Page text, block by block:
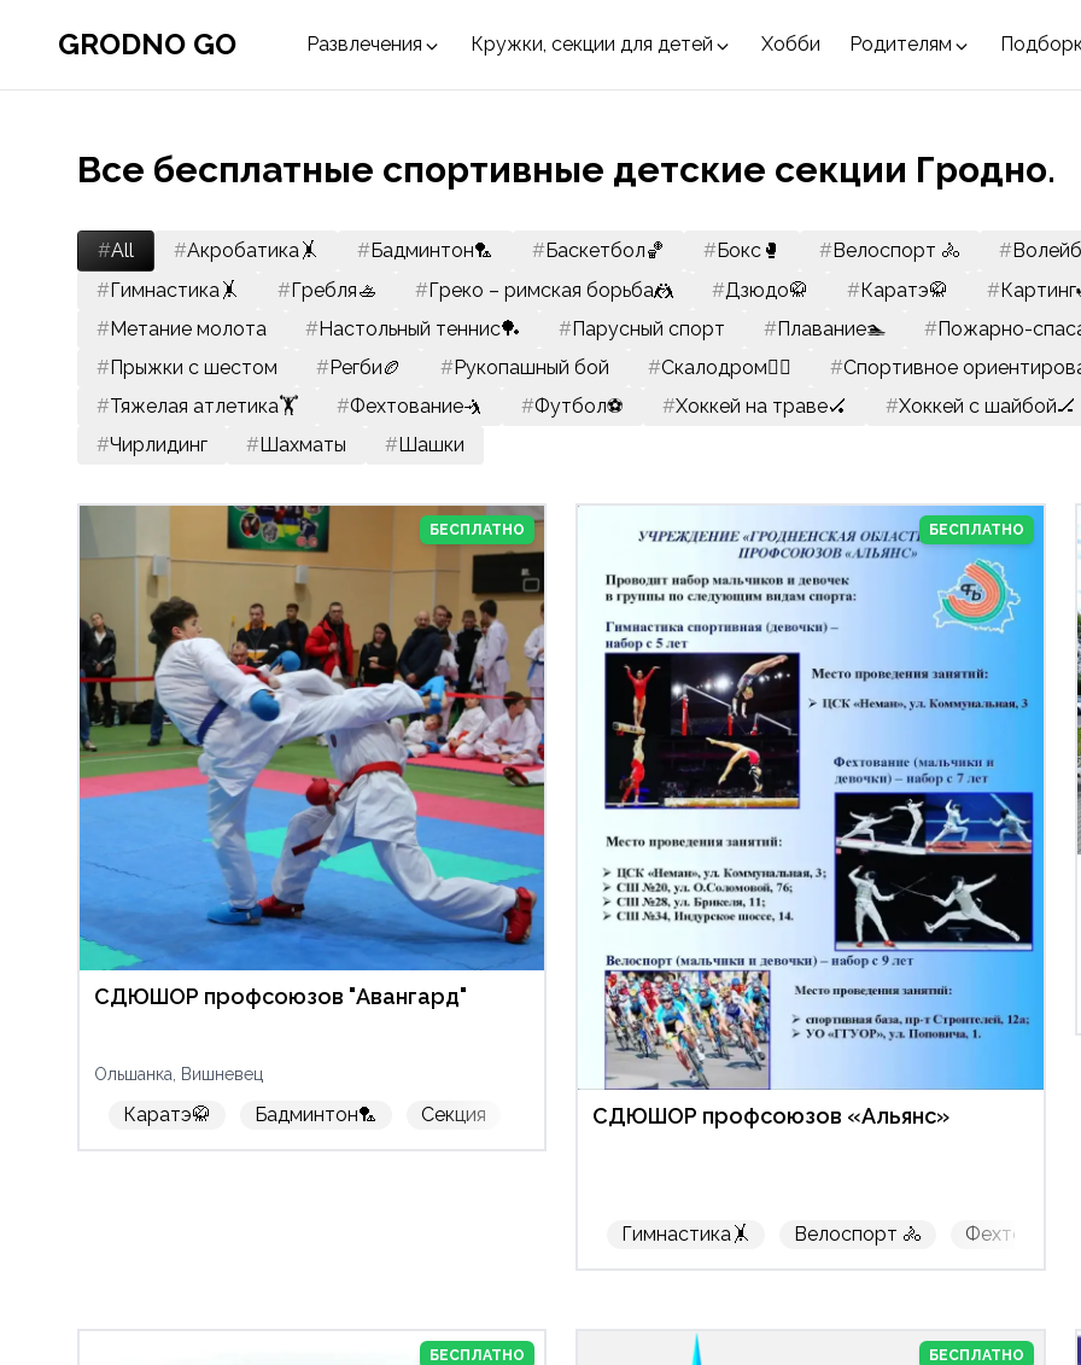
GRODNO GO Развлечения Кружки, секции для детей Хобби Родителям
Все бесплатные спортивные детские секции Гродно.
Filter by category
#All #Акробатика🤸 #Бадминтон🏸 #Баскетбол🏀 #Бокс🥊 #Велоспорт 🚴 #
#Гимнастика🤸 #Гребля🚣 #Греко – римская борьба🤼 #Дзюдо🥋 #Каратэ🥋 #
#Метание молота #Настольный теннис🏓 #Парусный спорт #Плавание🏊 #Пожарно-
#Прыжки с шестом #Регби🏉 #Рукопашный бой #Скалодром🧗‍♂️ #Спортивное
#Тяжелая атлетика🏋️ #Фехтование🤺 #Футбол⚽ #Хоккей на траве🏑 #Хоккей с шайбой🏒
#Чирлидинг #Шахматы #Шашки
БЕСПЛАТНО
СДЮШОР профсоюзов "Авангард"
Ольшанка, Вишневец
Каратэ🥋 Бадминтон🏸 Секция 🟩Бесплатно
БЕСПЛАТНО
СДЮШОР профсоюзов «Альянс»
Гимнастика🤸 Велоспорт 🚴
БЕСПЛАТНО БЕСПЛАТНО